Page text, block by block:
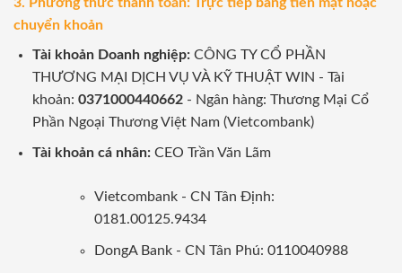
chuyển khoản
Tài khoản Doanh nghiệp:CÔNG TY CỔ PHẦN
THƯƠNG MẠI DỊCH VỤ VÀ KỸ THUẬT WIN - Tài
khoản: 0371000440662- Ngân hàng: Thương Mại Cổ
Phần Ngoại Thương Việt Nam (Vietcombank)
Tài khoản cá nhân: CEO Trần Văn Lãm
Vietcombank - CN Tân Định:
0181.00125.9434
DongA Bank - CN Tân Phú: 0110040988